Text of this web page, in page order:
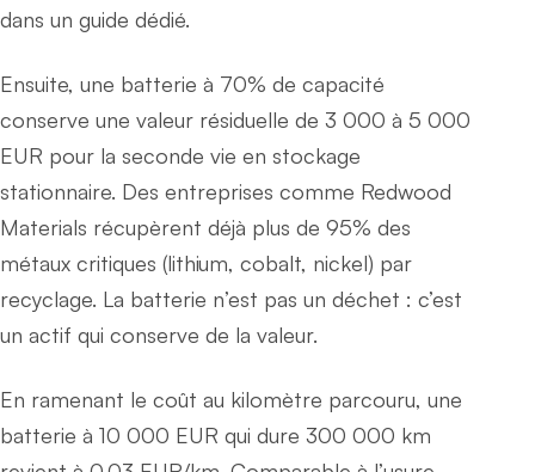
dans un guide dédié.
Ensuite, une batterie à 70% de capacité
conserve une valeur résiduelle de 3 000 à 5 000
EUR pour la seconde vie en stockage
stationnaire. Des entreprises comme Redwood
Materials récupèrent déjà plus de 95% des
métaux critiques (lithium, cobalt, nickel) par
recyclage. La batterie n’est pas un déchet : c’est
un actif qui conserve de la valeur.
En ramenant le coût au kilomètre parcouru, une
batterie à 10 000 EUR qui dure 300 000 km